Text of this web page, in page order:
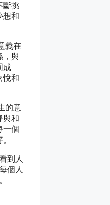
斷挑
想和
義在
，與
成
悅和
的意
與和
一個
到人
個人